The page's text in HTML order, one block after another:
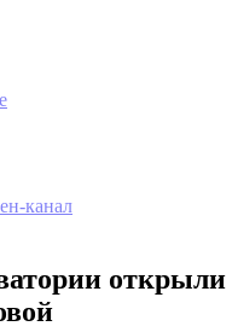
канал
открыли